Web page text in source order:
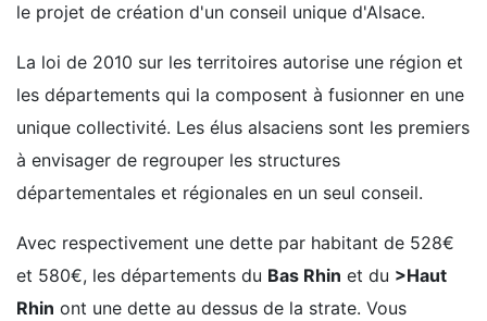
le projet de création d'un conseil unique d'Alsace.
La loi de 2010 sur les territoires autorise une région et
les départements qui la composent à fusionner en une
unique collectivité. Les élus alsaciens sont les premiers
à envisager de regrouper les structures
départementales et régionales en un seul conseil.
Avec respectivement une dette par habitant de 528€
et 580€, les départements du Bas Rhin et du >Haut
Rhin ont une dette au dessus de la strate. Vous